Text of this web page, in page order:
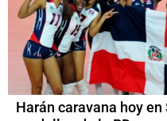
Harán caravana hoy